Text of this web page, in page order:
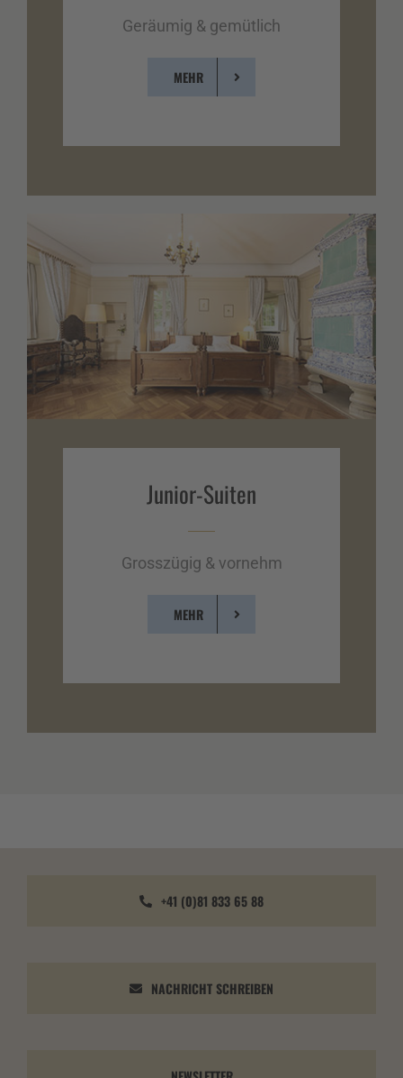
Geräumig & gemütlich
MEHR
Junior-Suiten
Grosszügig & vornehm
MEHR
+41 (0)81 833 65 88
NACHRICHT SCHREIBEN